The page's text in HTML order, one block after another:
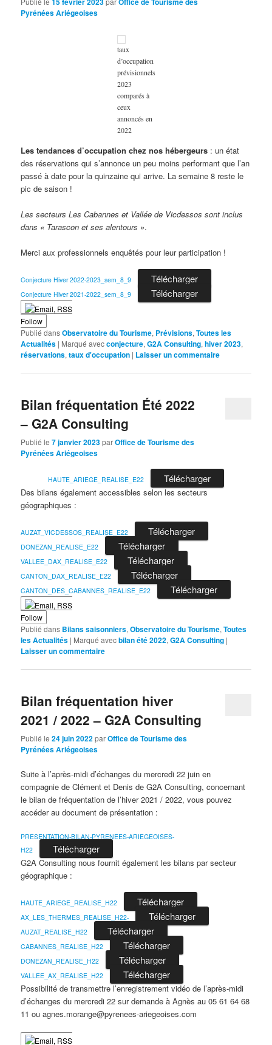
Pyrénées Ariégeoises
taux
d’occupation
prévisionnels
2023
comparés à
ceux
annoncés en
2022
Les tendances d’occupation chez nos hébergeurs : un état
des réservations qui s’annonce un peu moins performant que l’an
passé à date pour la quinzaine qui arrive. La semaine 8 reste le
pic de saison !
Les secteurs Les Cabannes et Vallée de Vicdessos sont inclus
dans « Tarascon et ses alentours ».
Merci aux professionnels enquêtés pour leur participation !
Conjecture Hiver 2022-2023_sem_8_9 Télécharger
Conjecture Hiver 2021-2022_sem_8_9 Télécharger
Follow
Publié dansObservatoire du Tourisme, Prévisions,Toutes les
Actualités | Marqué avecconjecture,G2A Consulting,hiver 2023,
réservations,taux d'occupation | Laisser un commentaire
Bilan fréquentation Été 2022
– G2A Consulting
Publié le7 janvier 2023parOffice de Tourisme des
Pyrénées Ariégeoises
HAUTE_ARIEGE_REALISE_E22 Télécharger
Des bilans également accessibles selon les secteurs
géographiques :
AUZAT_VICDESSOS_REALISE_E22 Télécharger
DONEZAN_REALISE_E22 Télécharger
VALLEE_DAX_REALISE_E22 Télécharger
CANTON_DAX_REALISE_E22 Télécharger
CANTON_DES_CABANNES_REALISE_E22 Télécharger
Follow
Publié dans Bilans saisonniers,Observatoire du Tourisme,Toutes
les Actualités | Marqué avecbilan été 2022,G2A Consulting |
Laisser un commentaire
Bilan fréquentation hiver
2021 / 2022 – G2A Consulting
Publié le24 juin 2022parOffice de Tourisme des
Pyrénées Ariégeoises
Suite à l’après-midi d’échanges du mercredi 22 juin en
compagnie de Clément et Denis de G2A Consulting, concernant
le bilan de fréquentation de l’hiver 2021 / 2022, vous pouvez
accéder au document de présentation :
PRESENTATION-BILAN-PYRENEES-ARIEGEOISES-
H22
Télécharger
G2A Consulting nous fournit également les bilans par secteur
géographique :
HAUTE_ARIEGE_REALISE_H22 Télécharger
AX_LES_THERMES_REALISE_H22- Télécharger
AUZAT_REALISE_H22 Télécharger
CABANNES_REALISE_H22 Télécharger
DONEZAN_REALISE_H22 Télécharger
VALLEE_AX_REALISE_H22 Télécharger
Possibilité de transmettre l’enregistrement vidéo de l’après-midi
d’échanges du mercredi 22 sur demande à Agnès au 05 61 64 68
11 ou agnes.morange@pyrenees-ariegeoises.com